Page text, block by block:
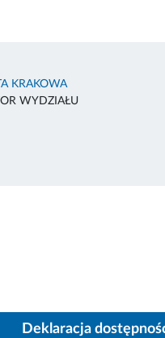
KRAKOWA
WYDZIAŁU
Deklaracja